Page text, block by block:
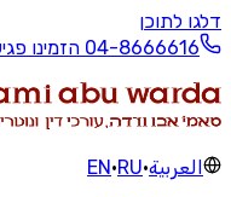
דלגו לתוכן
הזמינו
العربية·
EN·RU